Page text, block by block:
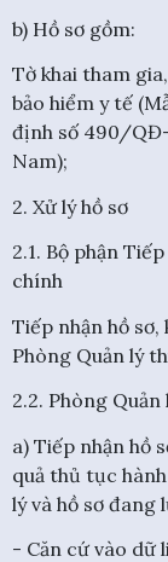
b) Hồ sơ gồm:
Tờ khai tham
bảo hiểm y tế
định số 490/
Nam);
2. Xử lý hồ sơ
2.1. Bộ phận
chính
Tiếp nhận hồ
Phòng Quản lý
2.2. Phòng
a) Tiếp nhận hồ
quả thủ tục
lý và hồ sơ đang
- Căn cứ vào dữ